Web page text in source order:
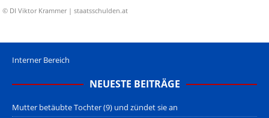
© DI Viktor Krammer | staatsschulden.at
Interner Bereich
NEUESTE BEITRÄGE
Mutter betäubte Tochter (9) und zündet sie an